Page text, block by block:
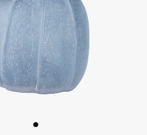
مزيد من التخفيضات